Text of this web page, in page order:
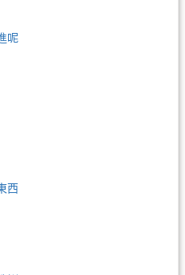
呢
西